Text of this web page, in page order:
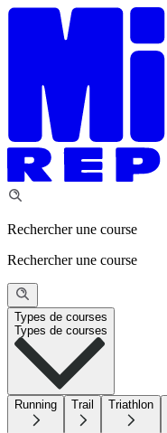
Rechercher une course
Rechercher une course
Types de courses
Types de courses
Running Trail Triathlon